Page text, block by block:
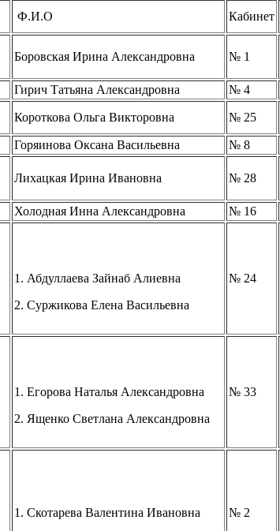
Ф.И.О Кабинет
Боровская Ирина Александровна № 1
Гирич Татьяна Александровна № 4
Короткова Ольга Викторовна № 25
Горяинова Оксана Васильевна № 8
Лихацкая Ирина Ивановна № 28
Холодная Инна Александровна № 16
1. Абдуллаева Зайнаб Алиевна
2. Суржикова Елена Васильевна
№ 24
1. Егорова Наталья Александровна
2. Ященко Светлана Александровна
№ 33
1. Скотарева Валентина Ивановна
№ 2